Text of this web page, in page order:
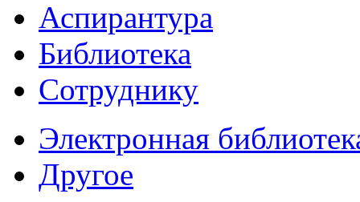
Аспирантура
Библиотека
Сотруднику
Электронная
Другое